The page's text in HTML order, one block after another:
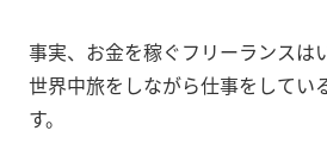
事実、お金を稼ぐフリーランスは
世界中旅をしながら仕事をしてい
す。